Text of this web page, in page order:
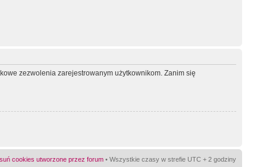
zezwolenia zarejestrowanym użytkownikom. Zanim się
cookies utworzone przez forum • Wszystkie czasy w strefie UTC + 2 godziny